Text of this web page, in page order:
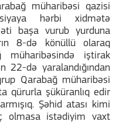
müharibəsi qazisi
hərbi xidmətə
başa vurub yurduna
8-də könüllü olaraq
müharibəsində iştirak
22-də yaralandığından
Qarabağ müharibəsi
qürurla şüküranlıq edir
Şəhid atası kimi
olmasa istədiyim vaxt